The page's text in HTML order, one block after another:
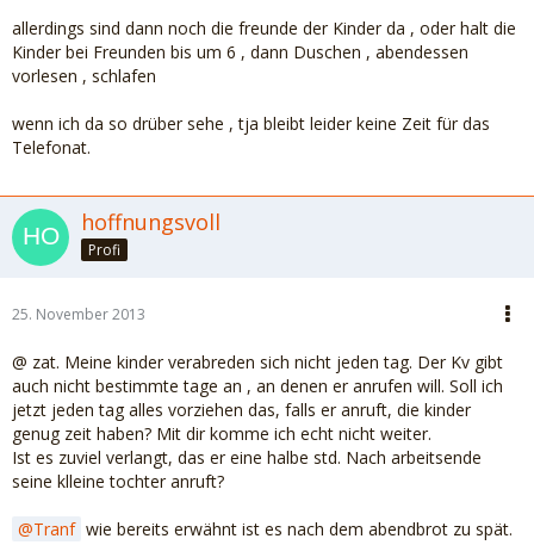
allerdings sind dann noch die freunde der Kinder da , oder halt die
Kinder bei Freunden bis um 6 , dann Duschen , abendessen
vorlesen , schlafen
wenn ich da so drüber sehe , tja bleibt leider keine Zeit für das
Telefonat.
hoffnungsvoll
Profi
25. November 2013
@ zat. Meine kinder verabreden sich nicht jeden tag. Der Kv gibt
auch nicht bestimmte tage an , an denen er anrufen will. Soll ich
jetzt jeden tag alles vorziehen das, falls er anruft, die kinder
genug zeit haben? Mit dir komme ich echt nicht weiter.
Ist es zuviel verlangt, das er eine halbe std. Nach arbeitsende
seine klleine tochter anruft?
Tranf wie bereits erwähnt ist es nach dem abendbrot zu spät.